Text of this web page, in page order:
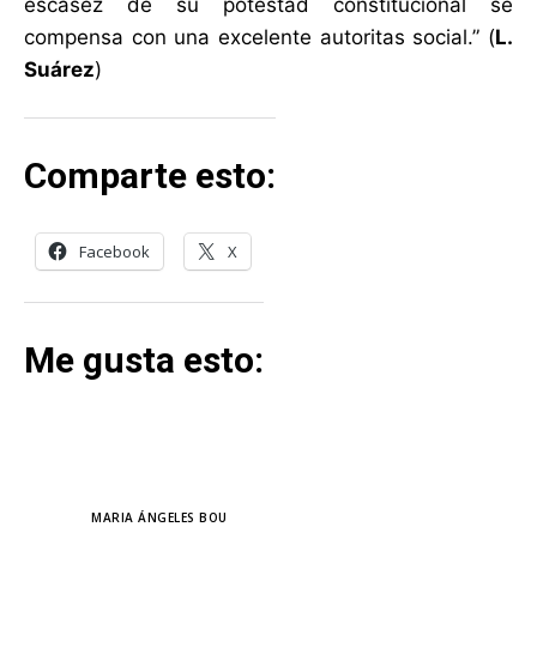
escasez de su potestad constitucional se
compensa con una excelente autoritas social.” (L.
Suárez)
Comparte esto:
Facebook X
Me gusta esto:
MARIA ÁNGELES BOU